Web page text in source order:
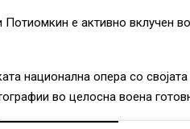
е активно вклучен
национална опера со
во целосна воена